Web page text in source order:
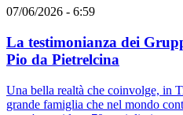
07/06/2026 - 6:59
La testimonianza dei
Pio da Pietrelcina
Una bella realtà che coinvolge, in
grande famiglia che nel mondo